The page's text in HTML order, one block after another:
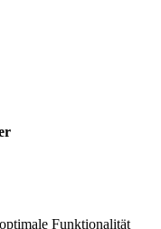
Funktionalität